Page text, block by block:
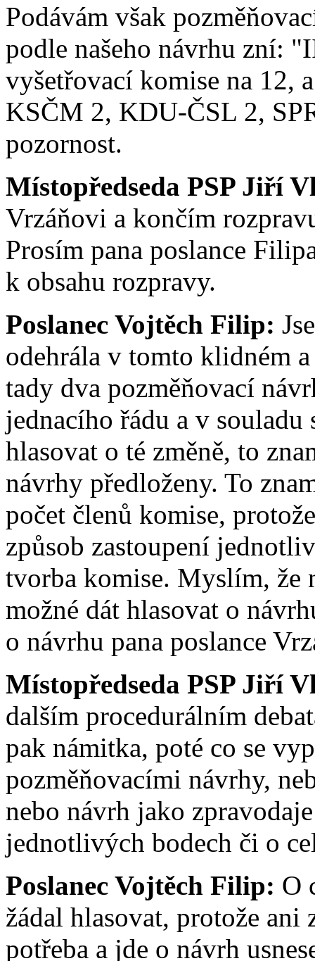
Podávám však
podle našeho návrhu zní:
vyšetřovací komise na 12,
KSČM 2, KDU-ČSL 2,
pozornost.
Místopředseda PSP Jiří
Vrzáňovi a končím
Prosím pana poslance
k obsahu rozpravy.
Poslanec Vojtěch Filip:
odehrála v tomto klidném
tady dva pozměňovací
jednacího řádu a v souladu
hlasovat o té změně, to
návrhy předloženy. To
počet členů komise,
způsob zastoupení
tvorba komise. Myslím, že
možné dát hlasovat o
o návrhu pana poslance
Místopředseda PSP Jiří
dalším procedurálním
pak námitka, poté co se
pozměňovacími návrhy,
nebo návrh jako
jednotlivých bodech či o
Poslanec Vojtěch Filip: O
žádal hlasovat, protože
potřeba a jde o návrh